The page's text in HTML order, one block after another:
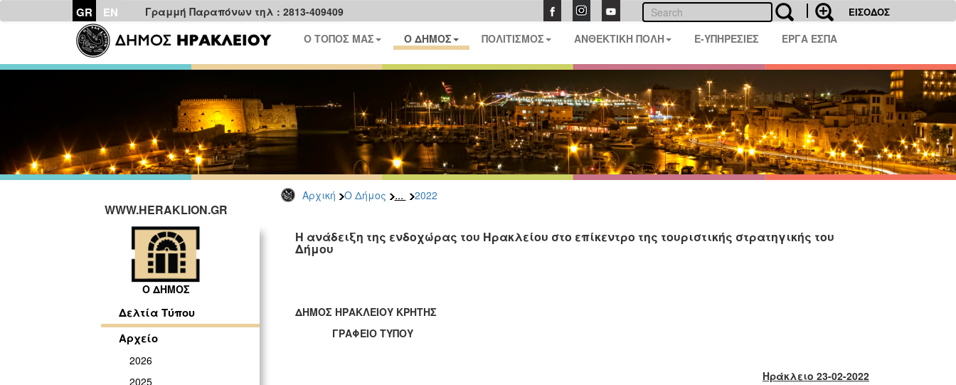
GR EN Γραμμή Παραπόνων τηλ : 2813-409409 ΕΙΣΟΔΟΣ
Ο ΤΟΠΟΣ ΜΑΣ Ο ΔΗΜΟΣ ΠΟΛΙΤΙΣΜΟΣ ΑΝΘΕΚΤΙΚΗ ΠΟΛΗ E-ΥΠΗΡΕΣΙΕΣ ΕΡΓΑ ΕΣΠΑ
Αρχική Ο Δήμος ... 2022
WWW.HERAKLION.GR
Ο ΔΗΜΟΣ
Δελτία Τύπου
Αρχείο
2026
2025
Η ανάδειξη της ενδοχώρας του Ηρακλείου στο επίκεντρο της τουριστικής στρατηγικής του
Δήμου
ΔΗΜΟΣ ΗΡΑΚΛΕΙΟΥ ΚΡΗΤΗΣ
ΓΡΑΦΕΙΟ ΤΥΠΟΥ
Ηράκλειο 23-02-2022